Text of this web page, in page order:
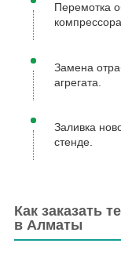
Перемотка
Замена
агрегата.
Заливка
стенде.
Как заказать
в Алматы